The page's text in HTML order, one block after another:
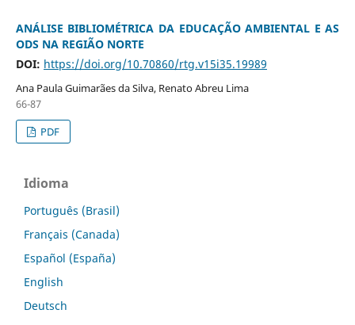
ANÁLISE BIBLIOMÉTRICA DA EDUCAÇÃO AMBIENTAL E AS
ODS NA REGIÃO NORTE
DOI: https://doi.org/10.70860/rtg.v15i35.19989
Ana Paula Guimarães da Silva, Renato Abreu Lima
66-87
PDF
Idioma
Português (Brasil)
Français (Canada)
Español (España)
English
Deutsch